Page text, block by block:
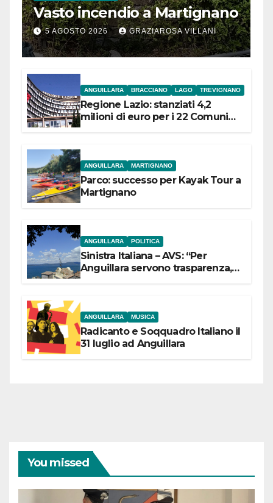
Vasto incendio a Martignano
5 AGOSTO 2026 GRAZIAROSA VILLANI
ANGUILLARA BRACCIANO LAGO TREVIGNANO
Regione Lazio: stanziati 4,2
milioni di euro per i 22 Comuni
ANGUILLARA MARTIGNANO
Parco: successo per Kayak Tour a
Martignano
ANGUILLARA POLITICA
Sinistra Italiana – AVS: “Per
Anguillara servono trasparenza,
ANGUILLARA MUSICA
Radicanto e Soqquadro Italiano il
31 luglio ad Anguillara
You missed